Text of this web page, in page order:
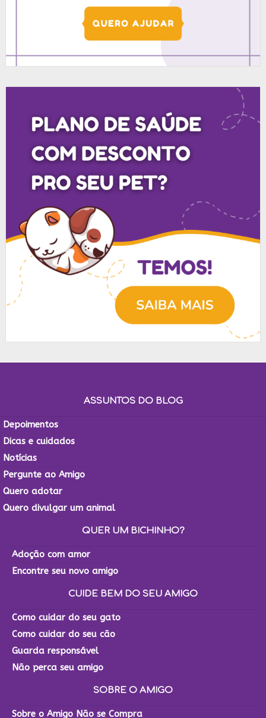
ASSUNTOS DO BLOG
Depoimentos
Dicas e cuidados
Notícias
Pergunte ao Amigo
Quero adotar
Quero divulgar um animal
QUER UM BICHINHO?
Adoção com amor
Encontre seu novo amigo
CUIDE BEM DO SEU AMIGO
Como cuidar do seu gato
Como cuidar do seu cão
Guarda responsável
Não perca seu amigo
SOBRE O AMIGO
Sobre o Amigo Não se Compra